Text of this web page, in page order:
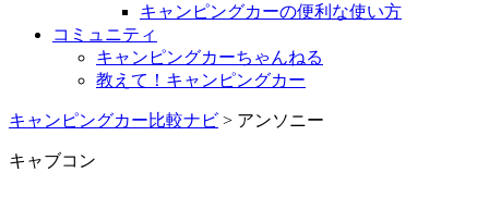
キャンピングカーの便利な使い方
コミュニティ
キャンピングカーちゃんねる
教えて！キャンピングカー
キャンピングカー比較ナビ > アンソニー
キャブコン